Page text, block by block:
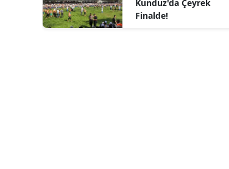
Kunduz'da Çeyrek
Finalde!